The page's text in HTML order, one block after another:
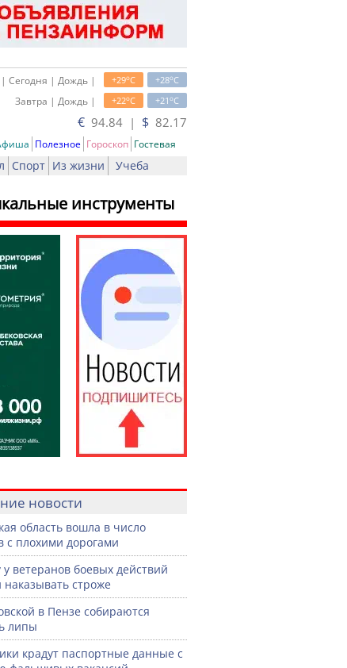
+28oC
+29oC
| Сегодня | Дождь |
+21oC
+22oC
Завтра | Дождь |
€ 94.84 | $ 82.17
Полезное Гороскоп Гостевая
Спорт Из жизни Учеба
инструменты
новости
область вошла в число
с плохими дорогами
у ветеранов боевых действий
наказывать строже
в Пензе собираются
липы
крадут паспортные данные с